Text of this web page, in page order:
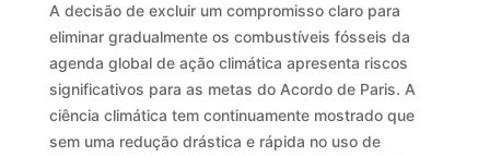
A decisão de excluir um compromisso claro para
eliminar gradualmente os combustíveis fósseis da
agenda global de ação climática apresenta riscos
significativos para as metas do Acordo de Paris. A
ciência climática tem continuamente mostrado que
sem uma redução drástica e rápida no uso de